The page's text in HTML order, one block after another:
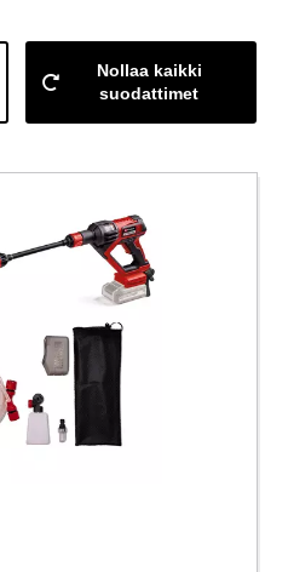
Nollaa kaikki
suodattimet